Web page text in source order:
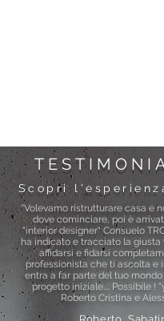
Scopri
''Volevamo ristrutturare casa e
dove cominciare, poi è
"interior designer" Consuelo
ha indicato e tracciato la giusta
affidarsi e fidarsi
professionista che ti ascolta e
entra a far parte del tuo
progetto iniziale.... Possibile !
Roberto Cristina e